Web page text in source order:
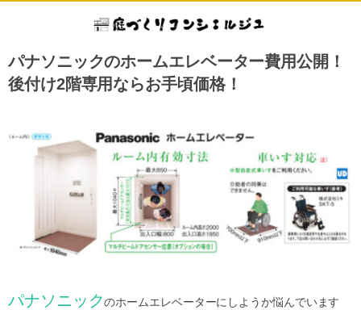
パナソニックのホームエレベーター費用公開！
後付け2階専用ならお手頃価格！
パナソニックのホームエレベーターにしようか悩んでいます